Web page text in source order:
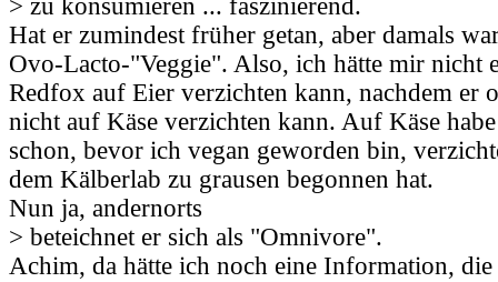
> zu konsumieren ... faszinierend.
Hat er zumindest früher getan, aber damals
Ovo-Lacto-"Veggie". Also, ich hätte mir nicht
Redfox auf Eier verzichten kann, nachdem er
nicht auf Käse verzichten kann. Auf Käse
schon, bevor ich vegan geworden bin,
dem Kälberlab zu grausen begonnen hat.
Nun ja, andernorts
> beteichnet er sich als "Omnivore".
Achim, da hätte ich noch eine Information,